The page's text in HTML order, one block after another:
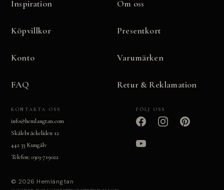
Inspiration Om oss
Köpvillkor Presentkort
Konto Varumärken
FAQ Retur & Reklamation
KONTAKTA OSS
info@hemlangtan.com
Skälebräckeliden 12
442 33 Kungälv
Telefon: 0303-719022
FÖLJ OSS
© 2026 Hemlängtan